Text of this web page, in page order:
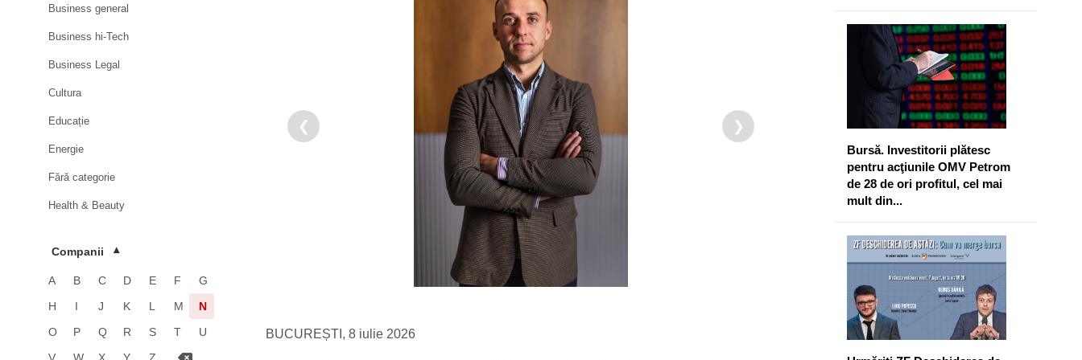
Business general
Business hi-Tech
Business Legal
Cultura
Educație
Energie
Fără categorie
Health & Beauty
Imobiliare
Companii ▾
A B C D E F
G
H
I J K L M
N
O
P Q R S T
U
❮ ❯
BUCUREȘTI, 8 iulie 2026
Bursă. Investitorii plătesc
pentru acţiunile OMV Petrom
de 28 de ori profitul, cel mai
mult din...